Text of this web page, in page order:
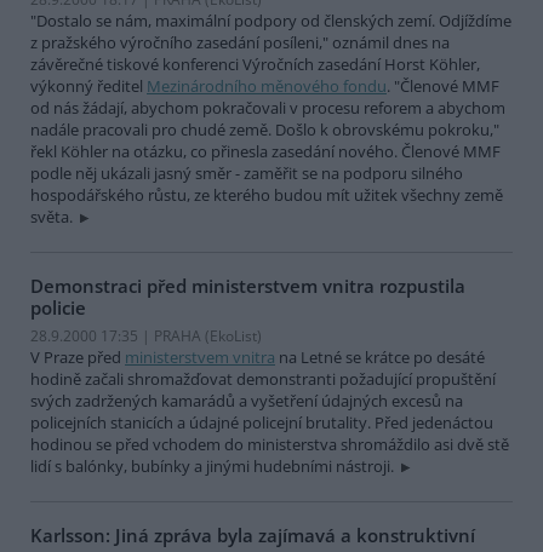
"Dostalo se nám, maximální podpory od členských zemí. Odjíždíme
z pražského výročního zasedání posíleni," oznámil dnes na
závěrečné tiskové konferenci Výročních zasedání Horst Köhler,
výkonný ředitel Mezinárodního měnového fondu. "Členové MMF
od nás žádají, abychom pokračovali v procesu reforem a abychom
nadále pracovali pro chudé země. Došlo k obrovskému pokroku,"
řekl Köhler na otázku, co přinesla zasedání nového. Členové MMF
podle něj ukázali jasný směr - zaměřit se na podporu silného
hospodářského růstu, ze kterého budou mít užitek všechny země
světa.
Demonstraci před ministerstvem vnitra rozpustila
policie
28.9.2000 17:35 | PRAHA (EkoList)
V Praze před ministerstvem vnitra na Letné se krátce po desáté
hodině začali shromažďovat demonstranti požadující propuštění
svých zadržených kamarádů a vyšetření údajných excesů na
policejních stanicích a údajné policejní brutality. Před jedenáctou
hodinou se před vchodem do ministerstva shromáždilo asi dvě stě
lidí s balónky, bubínky a jinými hudebními nástroji.
Karlsson: Jiná zpráva byla zajímavá a konstruktivní